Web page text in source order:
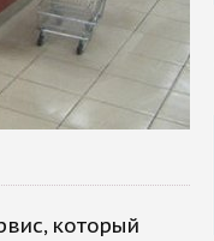
который